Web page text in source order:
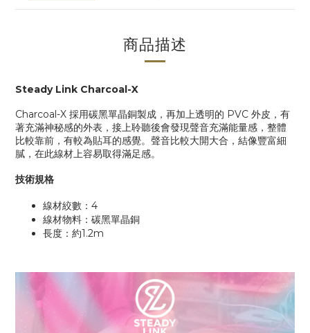
商品描述
Steady Link Charcoal-X
Charcoal-X 採用碳黑單晶銅製成，再加上透明的 PVC 外皮，有
著充滿神秘感的外表，接上聆聽後會發現聲音充滿能量感，整體
比較靠前，有較為貼耳的感覺。聲音比較大開大合，結像豐富細
膩，在此線材上容易取得滿足感。
技術規格
線材絞數：4
線材物料：碳黑單晶銅
長度：約1.2m